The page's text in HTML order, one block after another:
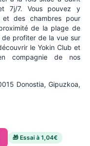
7j/7. Vous pouvez y
et des chambres pour
de la plage de
de profiter de la vue sur
le Yokin Club et
compagnie de nos
Donostia, Gipuzkoa,
🎁 Essai à 1,04€